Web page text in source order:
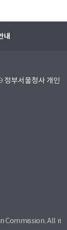
내
정부서울청사 개인
All ri